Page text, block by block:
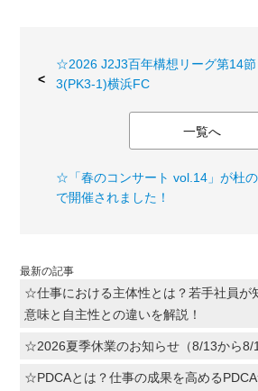
☆2026 J2J3百年構想リーグ第14節
3(PK3-1)横浜FC
一覧へ
☆「春のコンサート vol.14」が杜
で開催されました！
最新の記事
☆仕事における主体性とは？若手社員が
意味と自主性との違いを解説！
☆2026夏季休業のお知らせ（8/13から8/
☆PDCAとは？仕事の成果を高める